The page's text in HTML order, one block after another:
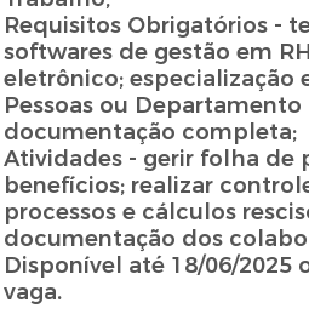
Requisitos Obrigatórios -
softwares de gestão em
eletrônico; especialização
Pessoas ou Departamento
documentação completa;
Atividades - gerir folha de
benefícios; realizar
processos e cálculos
documentação dos
Disponível até 18/06/2025
vaga.